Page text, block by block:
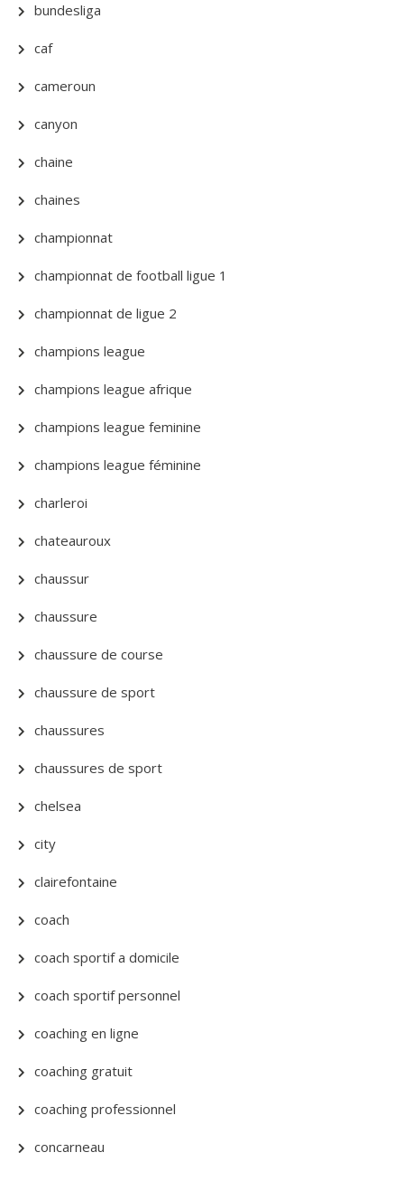
bundesliga
caf
cameroun
canyon
chaine
chaines
championnat
championnat de football ligue 1
championnat de ligue 2
champions league
champions league afrique
champions league feminine
champions league féminine
charleroi
chateauroux
chaussur
chaussure
chaussure de course
chaussure de sport
chaussures
chaussures de sport
chelsea
city
clairefontaine
coach
coach sportif a domicile
coach sportif personnel
coaching en ligne
coaching gratuit
coaching professionnel
concarneau